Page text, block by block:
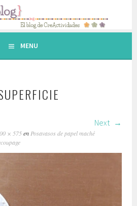
MENU
Next
× 575en Posavasos de papel maché